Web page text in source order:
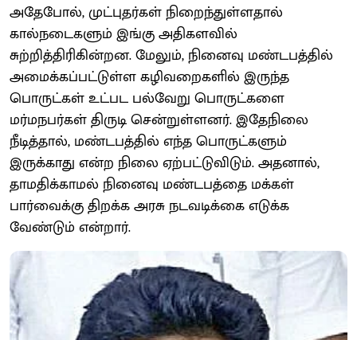
அதேபோல், முட்புதர்கள் நிறைந்துள்ளதால்
கால்நடைகளும் இங்கு அதிகளவில்
சுற்றித்திரிகின்றன. மேலும், நினைவு மண்டபத்தில்
அமைக்கப்பட்டுள்ள கழிவறைகளில் இருந்த
பொருட்கள் உட்பட பல்வேறு பொருட்களை
மர்மநபர்கள் திருடி சென்றுள்ளனர். இதேநிலை
நீடித்தால், மண்டபத்தில் எந்த பொருட்களும்
இருக்காது என்ற நிலை ஏற்பட்டுவிடும். அதனால்,
தாமதிக்காமல் நினைவு மண்டபத்தை மக்கள்
பார்வைக்கு திறக்க அரசு நடவடிக்கை எடுக்க
வேண்டும் என்றார்.